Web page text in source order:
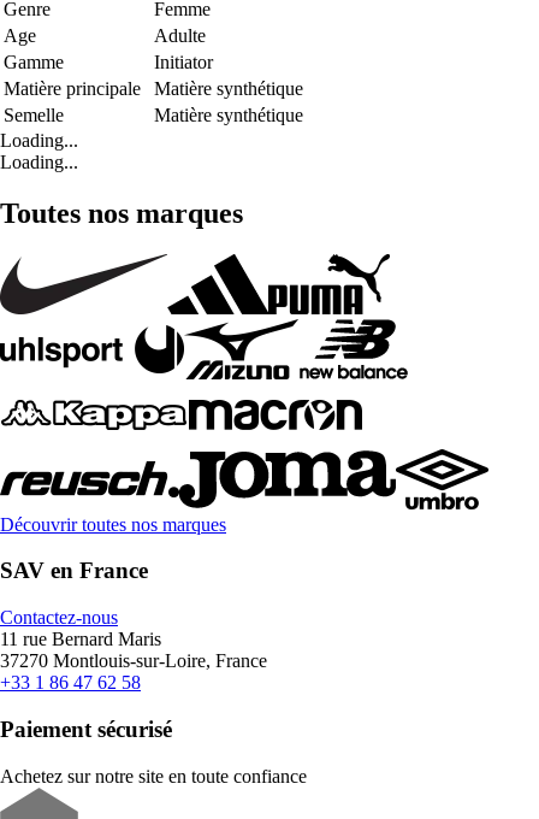
Genre
Femme
Age
Adulte
Gamme
Initiator
Matière principale
Matière synthétique
Semelle
Matière synthétique
Loading...
Loading...
Toutes nos marques
Découvrir toutes nos marques
SAV en France
Contactez-nous
11 rue Bernard Maris
37270 Montlouis-sur-Loire, France
+33 1 86 47 62 58
Paiement sécurisé
Achetez sur notre site en toute confiance